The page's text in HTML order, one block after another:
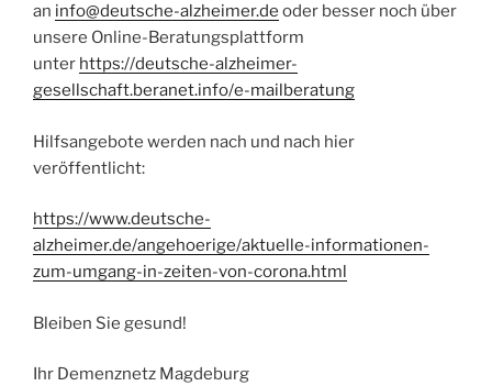
an info@deutsche-alzheimer.de oder besser noch über
unsere Online-Beratungsplattform
unter https://deutsche-alzheimer-
gesellschaft.beranet.info/e-mailberatung
Hilfsangebote werden nach und nach hier
veröffentlicht:
https://www.deutsche-
alzheimer.de/angehoerige/aktuelle-informationen-
zum-umgang-in-zeiten-von-corona.html
Bleiben Sie gesund!
Ihr Demenznetz Magdeburg